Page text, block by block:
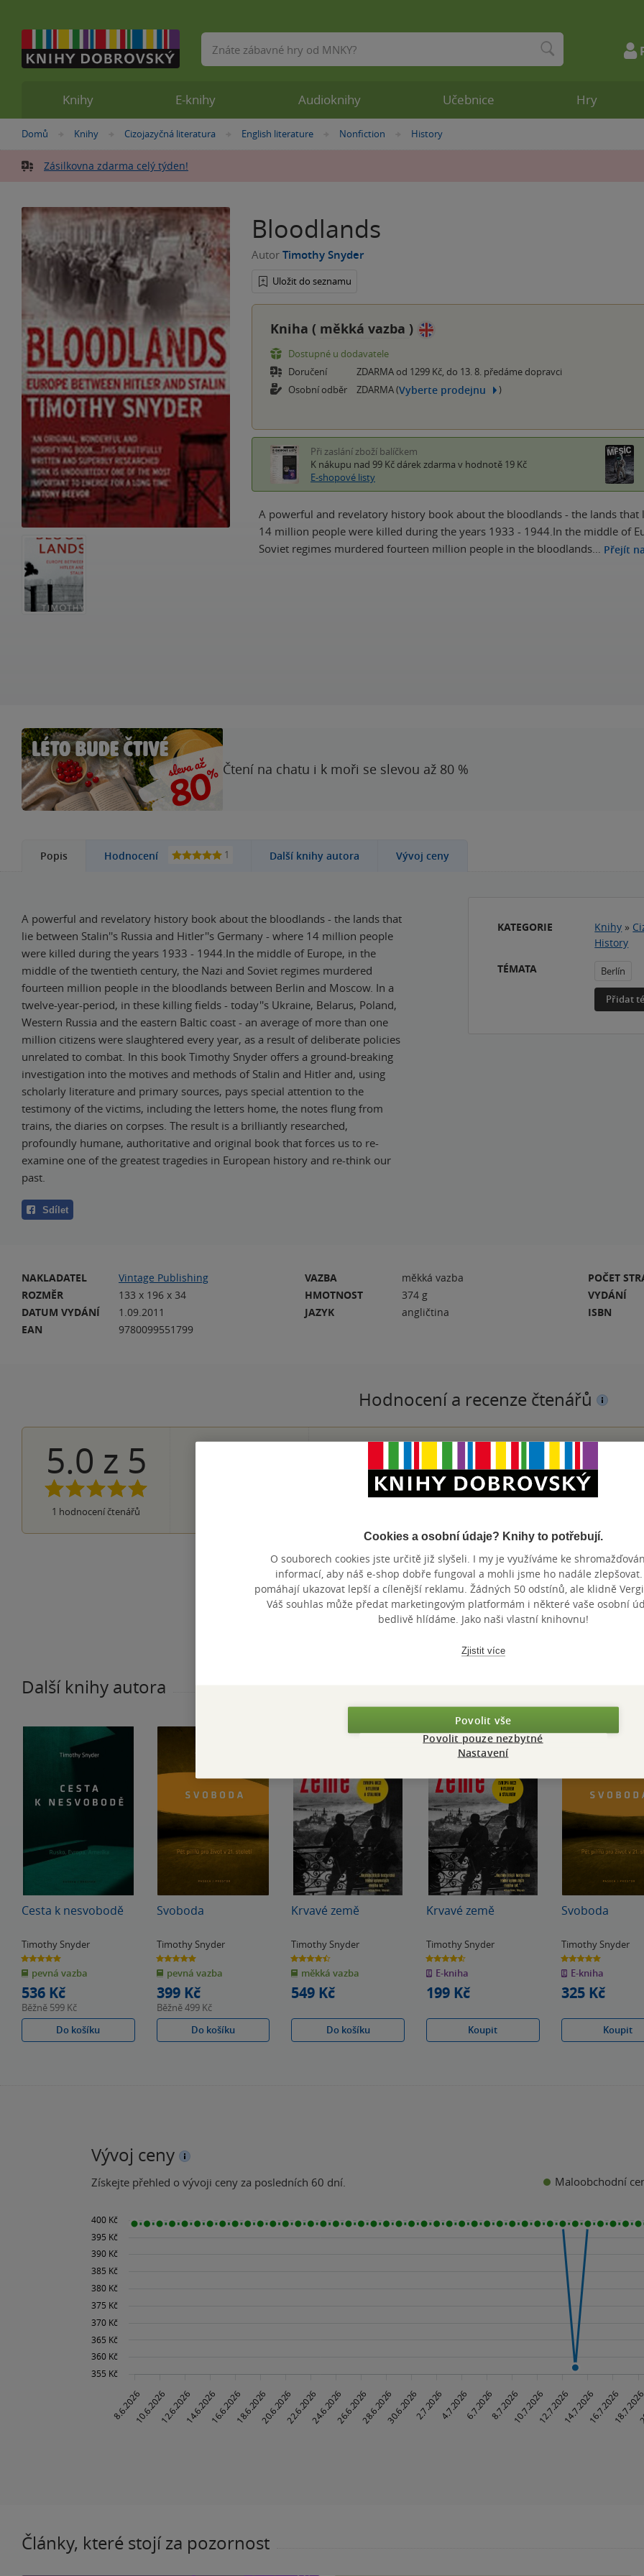
Nacházíte
zde:
Domů »
Knihy »
Cizojazyčná literatura »
English literature »
Nonfiction »History
Zásilkovna zdarma celý týden!
Bloodlands
Autor Timothy Snyder
Uložit do seznamu
Kniha ( měkká vazba )
Dostupné u dodavatele
Doručení
ZDARMA od 1299 Kč, do 13. 8. předáme dopravci
Osobní odběr
ZDARMA (Vyberte prodejnu )
Při zaslání zboží balíčkem
K nákupu nad 99 Kč dárek zdarma v hodnotě 19 Kč
E-shopové listy
A powerful and revelatory history book about the bloodlands - the lands that
14 million people were killed during the years 1933 - 1944.In the middle of
Soviet regimes murdered fourteen million people in the bloodlands… Přejít
Čtení na chatu i k moři se slevou až 80 %
Popis Hodnocení 1 Další knihy autora Vývoj ceny
A powerful and revelatory history book about the bloodlands - the lands that
lie between Stalin''s Russia and Hitler''s Germany - where 14 million people
were killed during the years 1933 - 1944.In the middle of Europe, in the
middle of the twentieth century, the Nazi and Soviet regimes murdered
fourteen million people in the bloodlands between Berlin and Moscow. In a
twelve-year-period, in these killing fields - today''s Ukraine, Belarus, Poland,
Western Russia and the eastern Baltic coast - an average of more than one
million citizens were slaughtered every year, as a result of deliberate policies
unrelated to combat. In this book Timothy Snyder offers a ground-breaking
investigation into the motives and methods of Stalin and Hitler and, using
scholarly literature and primary sources, pays special attention to the
testimony of the victims, including the letters home, the notes flung from
trains, the diaries on corpses. The result is a brilliantly researched,
profoundly humane, authoritative and original book that forces us to re-
examine one of the greatest tragedies in European history and re-think our
past.
Sdílet
KATEGORIE Knihy »
History
TÉMATA
Berlín
Přidat
NAKLADATEL
Vintage Publishing
ROZMĚR
133 x 196 x 34
DATUM VYDÁNÍ
1.09.2011
EAN
9780099551799
VAZBA
měkká vazba
HMOTNOST
374 g
JAZYK
angličtina
POČET
VYDÁNÍ
ISBN
Hodnocení a recenze čtenářů
5.0 z 5
1 hodnocení čtenářů
Hodnocení našich knihkupců: 0.0 z 5
Přidat hodnocení
Další knihy autora
Cesta k nesvobodě
Timothy Snyder
5.0
z
5
hvězdiček
pevná vazba
536 Kč
Běžně 599 Kč
Do košíku
Svoboda
Timothy Snyder
5.0
z
5
hvězdiček
pevná vazba
399 Kč
Běžně499 Kč
Do košíku
Krvavé země
Timothy Snyder
4.5
z
5
hvězdiček
měkká vazba
549 Kč
Do košíku
Krvavé země
Timothy Snyder
4.6
z
5
hvězdiček
E-kniha
199 Kč
Koupit
Svoboda
Timothy Snyder
5.0
z
5
hvězdiček
E-kniha
325 Kč
Koupit
Vývoj ceny
Získejte přehled o vývoji ceny za posledních 60 dní. Maloobchodní
Články, které stojí za pozornost
Knihy E-knihy Audioknihy Učebnice Hry
Vyhledávání
Cookies a osobní údaje? Knihy to potřebují.
O souborech cookies jste určitě již slyšeli. I my je využíváme ke
informací, aby náš e-shop dobře fungoval a mohli jsme ho nadále zlepšovat.
pomáhají ukazovat lepší a cílenější reklamu. Žádných 50 odstínů, ale klidně
Váš souhlas může předat marketingovým platformám i některé vaše osobní
bedlivě hlídáme. Jako naši vlastní knihovnu!
Zjistit více
Povolit vše
Povolit pouze nezbytné
Nastavení